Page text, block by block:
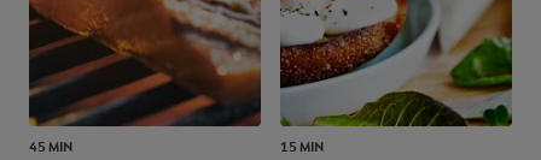
45 MIN 15 MIN